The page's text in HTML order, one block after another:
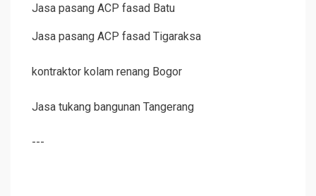
Jasa pasang ACP fasad Batu
Jasa pasang ACP fasad Tigaraksa
kontraktor kolam renang Bogor
Jasa tukang bangunan Tangerang
---